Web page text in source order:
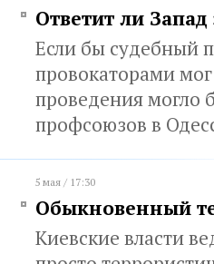
Ответит ли
Если бы судебный
провокаторами
проведения могло
профсоюзов в
5 мая / 17:30
Обыкновенный
Киевские власти